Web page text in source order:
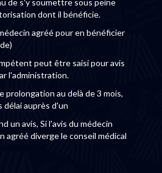
de s'y soumettre sous peine
dont il bénéficie.
agréé pour en bénéficier
peut être saisi pour avis
l'administration.
prolongation au delà de 3 mois,
délai auprès d'un
un avis, Si l'avis du médecin
agréé diverge le conseil médical